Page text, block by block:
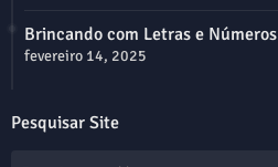
Brincando com Letras e Números
fevereiro 14, 2025
Pesquisar Site